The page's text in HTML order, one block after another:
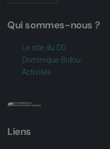
Qui sommes-nous ?
Le site du DD
Dominique Bidou
Activités
Liens